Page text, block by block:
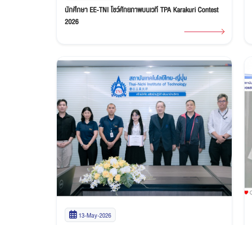
นักศึกษา EE-TNI โชว์ศักยภาพบนเวที TPA Karakuri Contest
2026
13-May-2026